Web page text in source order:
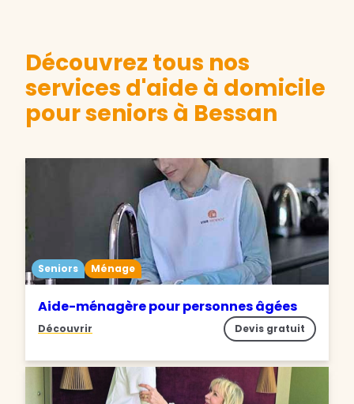
Découvrez tous nos
services d'aide à domicile
pour seniors à Bessan
Seniors Ménage
Aide-ménagère pour personnes âgées
Découvrir Devis gratuit